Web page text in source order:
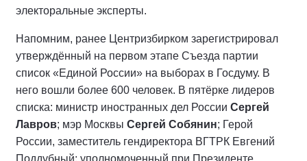
электоральные эксперты.
Напомним, ранее Центризбирком зарегистрировал
утверждённый на первом этапе Съезда партии
список «Единой России» на выборах в Госдуму. В
него вошли более 600 человек. В пятёрке лидеров
списка: министр иностранных дел России Сергей
Лавров; мэр Москвы Сергей Собянин; Герой
России, заместитель гендиректора ВГТРК Евгений
Поддубный; уполномоченный при Президенте